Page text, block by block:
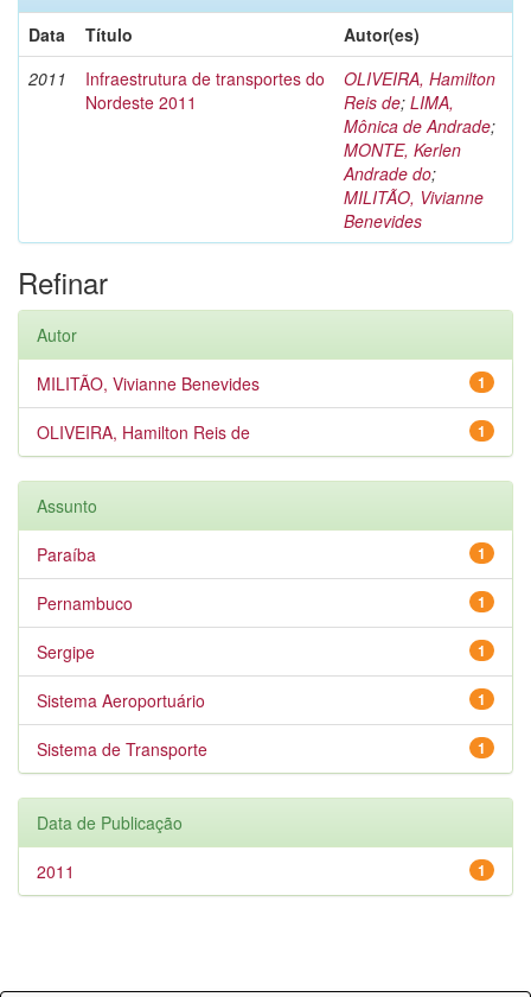
Data
Título
Autor(es)
2011
Infraestrutura de transportes do
Nordeste 2011
OLIVEIRA, Hamilton
Reis de; LIMA,
Mônica de Andrade;
MONTE, Kerlen
Andrade do;
MILITÃO, Vivianne
Benevides
Refinar
Autor
1
MILITÃO, Vivianne Benevides
1
OLIVEIRA, Hamilton Reis de
Assunto
1
Paraíba
1
Pernambuco
1
Sergipe
1
Sistema Aeroportuário
1
Sistema de Transporte
Data de Publicação
1
2011